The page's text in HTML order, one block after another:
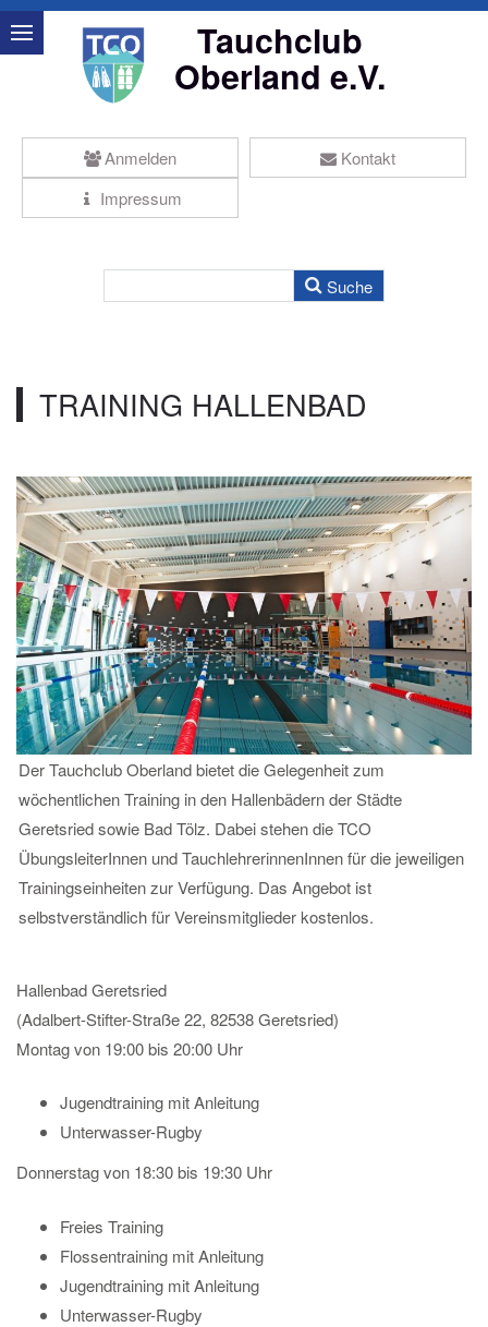
Tauchclub
Oberland e.V.
Anmelden
Kontakt
Impressum
TRAINING HALLENBAD
Der Tauchclub Oberland bietet die Gelegenheit zum
wöchentlichen Training in den Hallenbädern der Städte
Geretsried sowie Bad Tölz. Dabei stehen die TCO
ÜbungsleiterInnen und TauchlehrerinnenInnen für die jeweiligen
Trainingseinheiten zur Verfügung. Das Angebot ist
selbstverständlich für Vereinsmitglieder kostenlos.
Hallenbad Geretsried
(Adalbert-Stifter-Straße 22, 82538 Geretsried)
Montag von 19:00 bis 20:00 Uhr
Jugendtraining mit Anleitung
Unterwasser-Rugby
Donnerstag von 18:30 bis 19:30 Uhr
Freies Training
Flossentraining mit Anleitung
Jugendtraining mit Anleitung
Unterwasser-Rugby